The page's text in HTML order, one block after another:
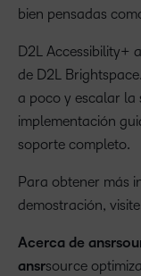
bien pensadas
D2L Accessibility+
de D2L
a poco y escalar la
implementación
soporte completo.
Para obtener más
demostración, visite
Acerca de
ansrsource